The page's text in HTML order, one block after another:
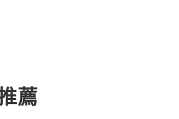
薦